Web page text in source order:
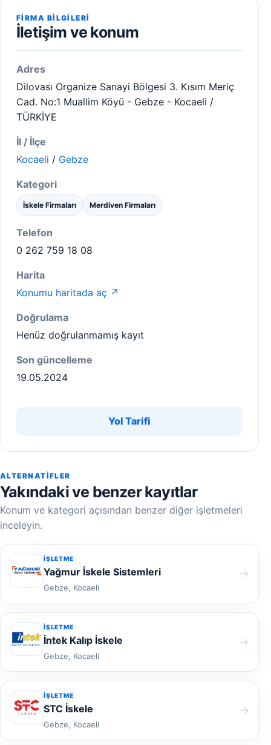
FIRMA BILGILERI
İletişim ve konum
Adres
Dilovası Organize Sanayi Bölgesi 3. Kısım Meriç
Cad. No:1 Muallim Köyü - Gebze - Kocaeli /
TÜRKİYE
İl / İlçe
Kocaeli / Gebze
Kategori
İskele Firmaları Merdiven Firmaları
Telefon
0 262 759 18 08
Harita
Konumu haritada aç ↗
Doğrulama
Henüz doğrulanmamış kayıt
Son güncelleme
19.05.2024
Yol Tarifi
ALTERNATIFLER
Yakındaki ve benzer kayıtlar
Konum ve kategori açısından benzer diğer işletmeleri
inceleyin.
İŞLETME
Yağmur İskele Sistemleri
Gebze, Kocaeli
→
İŞLETME
İntek Kalıp İskele
Gebze, Kocaeli
→
İŞLETME
STC İskele
Gebze, Kocaeli
→